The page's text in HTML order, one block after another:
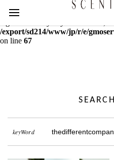
Warning
: mcrypt_decrypt(): Key
/export/sd214/www/jp/r/e/
on line 67
keyWord